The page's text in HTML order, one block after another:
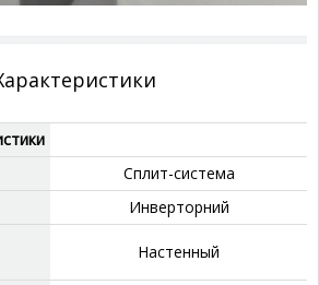
Сплит-система
‎Инверторний
‎Настенный